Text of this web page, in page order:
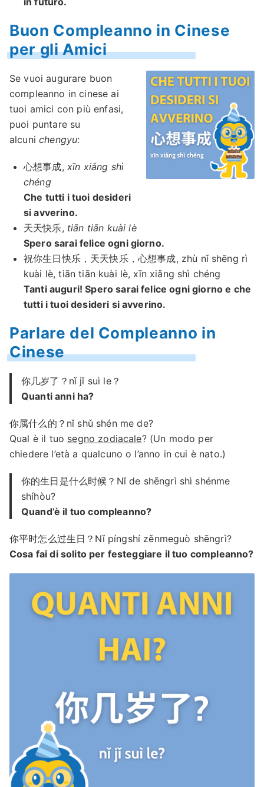
Buon Compleanno in Cinese
per gli Amici
Se vuoi augurare buon
compleanno in cinese ai
tuoi amici con più enfasi,
puoi puntare su
alcunichengyu:
心想事成, xīn xiǎng shì
chéng
Che tutti i tuoi desideri
si avverino.
天天快乐, tiān tiān kuài lè
Spero sarai felice ogni giorno.
祝你生日快乐，天天快乐，心想事成, zhù nǐ shēng rì
kuài lè, tiān tiān kuài lè, xīn xiǎng shì chéng
Tanti auguri! Spero sarai felice ogni giorno e che
tutti i tuoi desideri si avverino.
Parlare del Compleanno in
Cinese
你几岁了？nǐ jǐ suì le？
Quanti anni ha?
你属什么的？nǐ shǔ shén me de?
Qual è il tuo segno zodiacale? (Un modo per
chiedere l’età a qualcuno o l’anno in cui è nato.)
你的生日是什么时候？Nǐ de shēngrì shì shénme
shíhòu?
Quand’è il tuo compleanno?
你平时怎么过生日？Nǐ píngshí zěnmeguò shēngrì?
Cosa fai di solito per festeggiare il tuo compleanno?